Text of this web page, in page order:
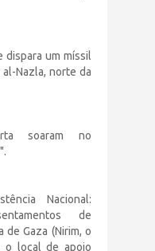
dispara um míssil
Nazla, norte da
soaram no
Nacional:
de
de Gaza (Nirim, o
o local de apoio